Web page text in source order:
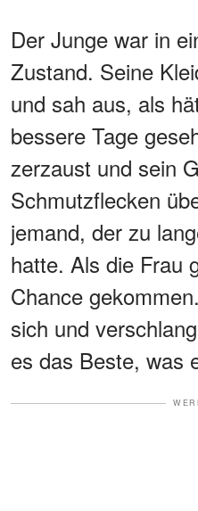
Der Junge war in
Zustand. Seine
und sah aus, als
bessere Tage
zerzaust und sein
Schmutzflecken
jemand, der zu
hatte. Als die Frau
Chance
sich und
es das Beste, was